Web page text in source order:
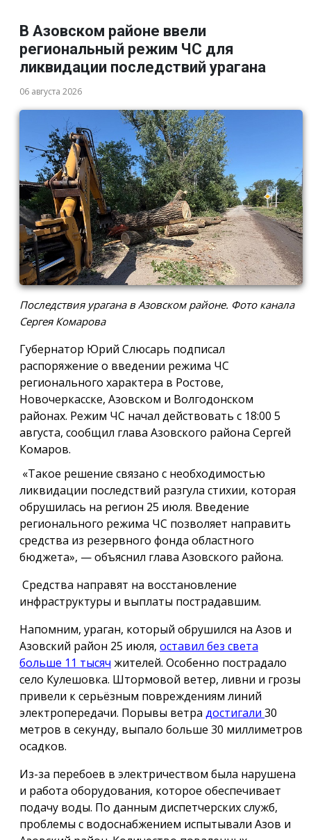
В Азовском районе ввели
региональный режим ЧС для
ликвидации последствий урагана
06 августа 2026
Последствия урагана в Азовском районе. Фото канала
Сергея Комарова
Губернатор Юрий Слюсарь подписал
распоряжение о введении режима ЧС
регионального характера в Ростове,
Новочеркасске, Азовском и Волгодонском
районах. Режим ЧС начал действовать с 18:00 5
августа, сообщил глава Азовского района Сергей
Комаров.
«Такое решение связано с необходимостью
ликвидации последствий разгула стихии, которая
обрушилась на регион 25 июля. Введение
регионального режима ЧС позволяет направить
средства из резервного фонда областного
бюджета», — объяснил глава Азовского района.
Средства направят на восстановление
инфраструктуры и выплаты пострадавшим.
Напомним, ураган, который обрушился на Азов и
Азовский район 25 июля, оставил без света
больше 11 тысяч жителей. Особенно пострадало
село Кулешовка. Штормовой ветер, ливни и грозы
привели к серьёзным повреждениям линий
электропередачи. Порывы ветра достигали 30
метров в секунду, выпало больше 30 миллиметров
осадков.
Из-за перебоев в электричеством была нарушена
и работа оборудования, которое обеспечивает
подачу воды. По данным диспетчерских служб,
проблемы с водоснабжением испытывали Азов и